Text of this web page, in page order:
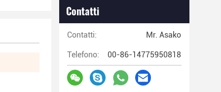
Contatti
Contatti: Mr. Asako
Telefono: 00-86-14775950818